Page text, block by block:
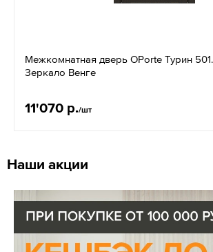
Межкомнатная дверь OPorte Турин
Зеркало Венге
11'070 р./шт
Наши акции